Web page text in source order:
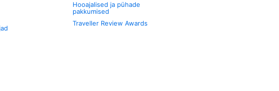
Hooajalised ja pühade
pakkumised
Traveller Review Awards